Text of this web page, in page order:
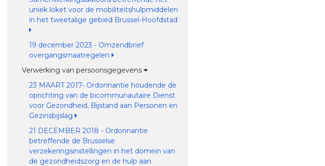
uniek loket voor de mobiliteitshulpmiddelen
in het tweetalige gebied Brussel-Hoofdstad
19 december 2023 - Omzendbrief
overgangsmaatregelen
Verwerking van persoonsgegevens
23 MAART 2017- Ordonnantie houdende de
oprichting van de bicommunautaire Dienst
voor Gezondheid, Bijstand aan Personen en
Gezinsbijslag
21 DECEMBER 2018 - Ordonnantie
betreffende de Brusselse
verzekeringsinstellingen in het domein van
de gezondheidszorg en de hulp aan